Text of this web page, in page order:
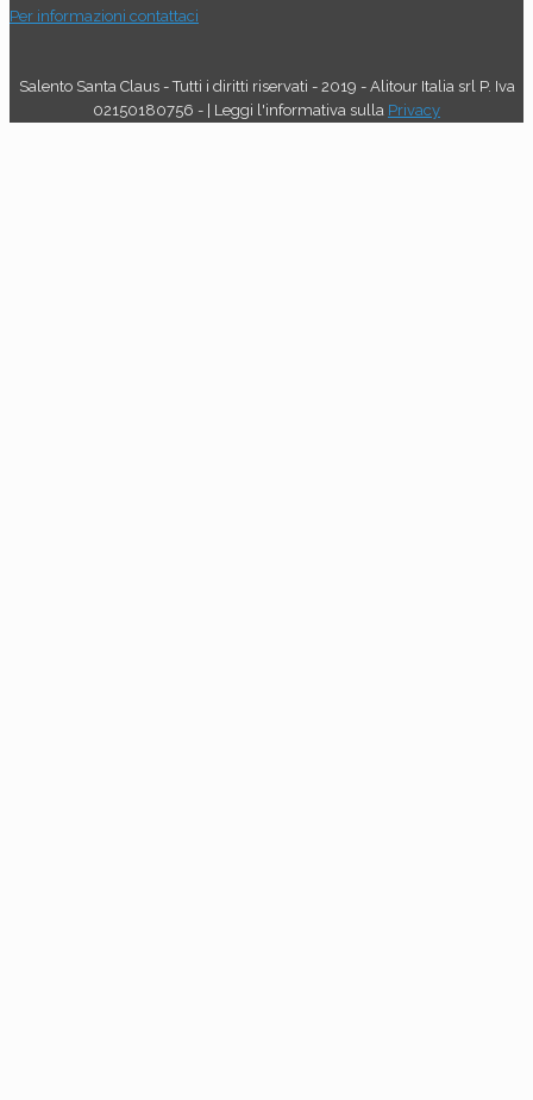
Per informazioni contattaci
Salento Santa Claus - Tutti i diritti riservati - 2019 - Alitour Italia srl P. Iva
02150180756 - | Leggi l'informativa sulla Privacy